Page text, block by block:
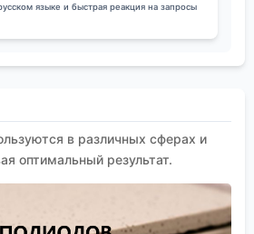
языке и быстрая реакция на запросы
в различных сферах и
оптимальный результат.